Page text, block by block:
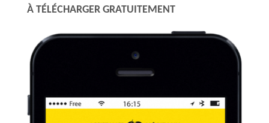
À TÉLÉCHARGER GRATUITEMENT